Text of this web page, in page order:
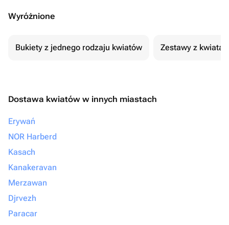
Wyróżnione
Bukiety z jednego rodzaju kwiatów Zestawy z
Dostawa kwiatów w innych miastach
Erywań
NOR Harberd
Kasach
Kanakeravan
Merzawan
Djrvezh
Paracar